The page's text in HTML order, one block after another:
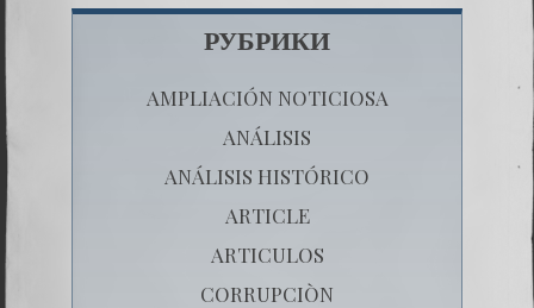
РУБРИКИ
AMPLIACIÓN NOTICIOSA
ANÁLISIS
ANÁLISIS HISTÓRICO
ARTICLE
ARTICULOS
CORRUPCIÒN